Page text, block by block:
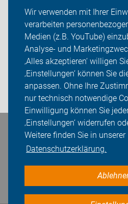
Wir verwenden mit Ihrer
verarbeiten
Medien (z.B. YouTube)
Analyse- und
‚Alles akzeptieren‘ willigen
‚Einstellungen‘ können Sie
anpassen. Ohne Ihre
nur technisch notwendige
Einwilligung können Sie
‚Einstellungen‘ widerrufen
Weitere finden Sie in unserer
Datenschutzerklärung.
ADFC Bonn/Rhein-Sieg
Sei dabei
Presse
Login
Bleiben Sie in Kontakt